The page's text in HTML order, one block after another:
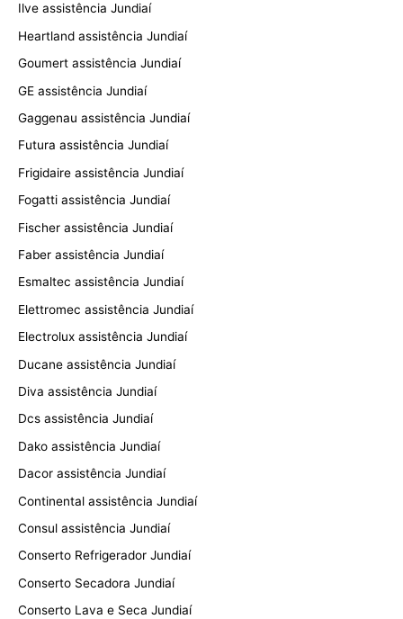
Ilve assistência Jundiaí
Heartland assistência Jundiaí
Goumert assistência Jundiaí
GE assistência Jundiaí
Gaggenau assistência Jundiaí
Futura assistência Jundiaí
Frigidaire assistência Jundiaí
Fogatti assistência Jundiaí
Fischer assistência Jundiaí
Faber assistência Jundiaí
Esmaltec assistência Jundiaí
Elettromec assistência Jundiaí
Electrolux assistência Jundiaí
Ducane assistência Jundiaí
Diva assistência Jundiaí
Dcs assistência Jundiaí
Dako assistência Jundiaí
Dacor assistência Jundiaí
Continental assistência Jundiaí
Consul assistência Jundiaí
Conserto Refrigerador Jundiaí
Conserto Secadora Jundiaí
Conserto Lava e Seca Jundiaí